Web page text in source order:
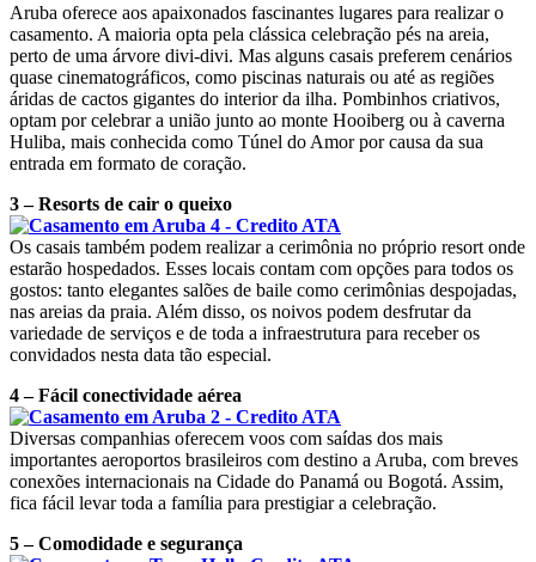
Aruba oferece aos apaixonados fascinantes lugares para realizar o
casamento. A maioria opta pela clássica celebração pés na areia,
perto de uma árvore divi-divi. Mas alguns casais preferem cenários
quase cinematográficos, como piscinas naturais ou até as regiões
áridas de cactos gigantes do interior da ilha. Pombinhos criativos,
optam por celebrar a união junto ao monte Hooiberg ou à caverna
Huliba, mais conhecida como Túnel do Amor por causa da sua
entrada em formato de coração.
3 – Resorts de cair o queixo
Os casais também podem realizar a cerimônia no próprio resort onde
estarão hospedados. Esses locais contam com opções para todos os
gostos: tanto elegantes salões de baile como cerimônias despojadas,
nas areias da praia. Além disso, os noivos podem desfrutar da
variedade de serviços e de toda a infraestrutura para receber os
convidados nesta data tão especial.
4 – Fácil conectividade aérea
Diversas companhias oferecem voos com saídas dos mais
importantes aeroportos brasileiros com destino a Aruba, com breves
conexões internacionais na Cidade do Panamá ou Bogotá. Assim,
fica fácil levar toda a família para prestigiar a celebração.
5 – Comodidade e segurança